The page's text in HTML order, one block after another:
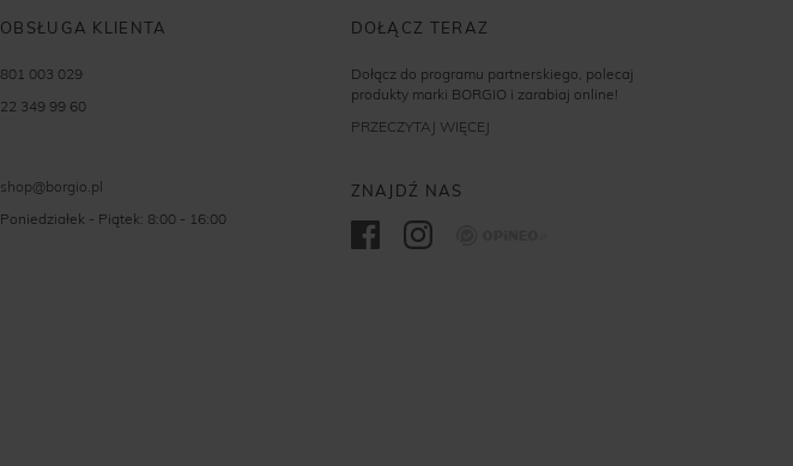
OBSŁUGA KLIENTA
801 003 029
22 349 99 60
shop@borgio.pl
Poniedziałek - Piątek: 8:00 - 16:00
DOŁĄCZ TERAZ
Dołącz do programu partnerskiego, polecaj
produkty marki BORGIO i zarabiaj online!
PRZECZYTAJ WIĘCEJ
ZNAJDŹ NAS